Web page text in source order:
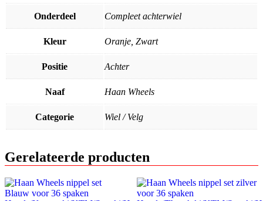
SX/SX-
1995-
Onderdeel Compleet achterwiel
Kleur Oranje, Zwart
Positie Achter
Naaf Haan Wheels
Categorie Wiel / Velg
Gerelateerde producten